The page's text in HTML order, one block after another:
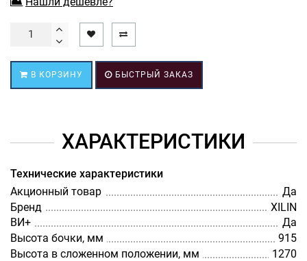
В КОРЗИНУ БЫСТРЫЙ ЗАКАЗ
ХАРАКТЕРИСТИКИ
Технические характеристики
Акционный товар
Да
Бренд
XILIN
ВИ+
Да
Высота бочки, мм
915
Высота в сложенном положении, мм
1270